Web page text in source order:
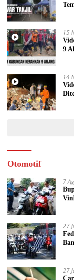
15
9
14
Otomotif
7
27
27